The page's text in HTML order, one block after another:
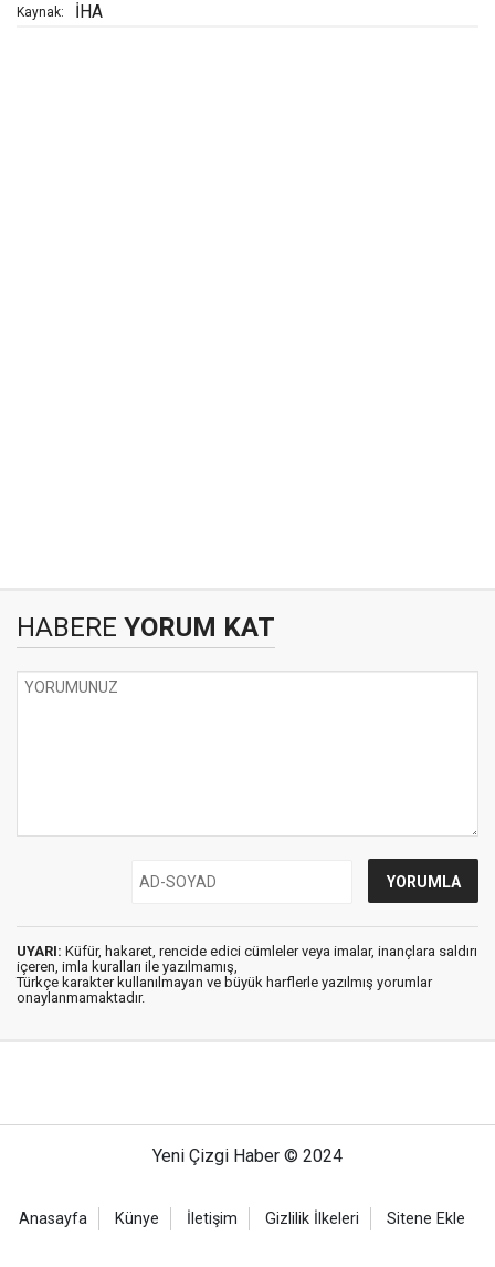
Kaynak: İHA
HABERE YORUM KAT
UYARI: Küfür, hakaret, rencide edici cümleler veya imalar, inançlara saldırı
içeren, imla kuralları ile yazılmamış,
Türkçe karakter kullanılmayan ve büyük harflerle yazılmış yorumlar
onaylanmamaktadır.
Yeni Çizgi Haber © 2024
Anasayfa Künye İletişim Gizlilik İlkeleri Sitene Ekle